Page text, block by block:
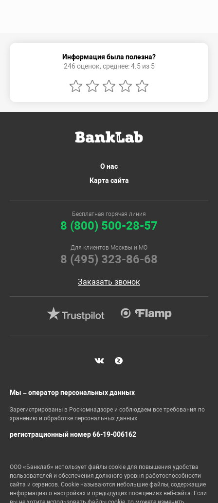
Информация была полезна?
246 оценок, среднее: 4.5 из 5
О нас
Карта сайта
Бесплатная горячая линия
8 (800) 500-28-57
Для клиентов Москвы и МО
8 (495) 323-86-68
Заказать звонок
Мы – оператор персональных данных
Зарегистрированы в Роскомнадзоре и соблюдаем все требования по
хранению и обработке персональных данных
регистрационный номер 66-19-006162
ООО «Банклаб» использует файлы cookie для повышения удобства
пользователей и обеспечения должного уровня работоспособности
сайта и сервисов. Cookie называются небольшие файлы, содержащие
информацию о настройках и предыдущих посещениях веб-сайта. Если